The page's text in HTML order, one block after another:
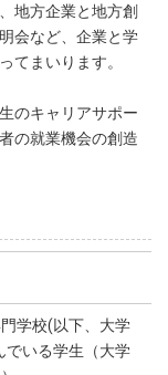
地方企業と地方創
会など、企業と学
てまいります。
のキャリアサポー
の就業機会の創造
学校(以下、大学
でいる学生（大学